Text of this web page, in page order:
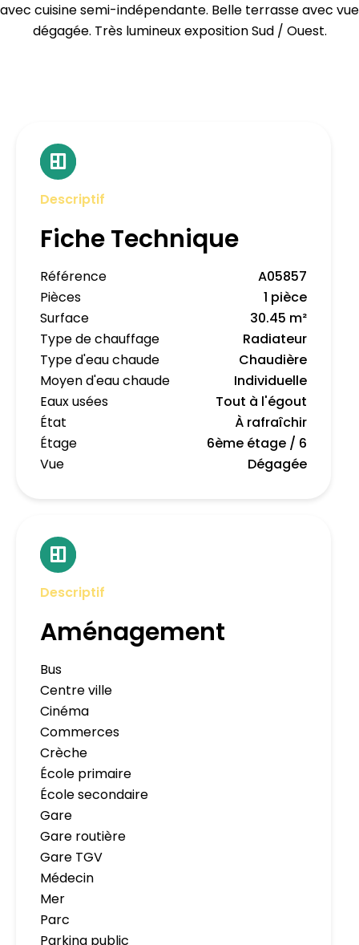
avec cuisine semi-indépendante. Belle terrasse avec vue
dégagée. Très lumineux exposition Sud / Ouest.
Descriptif
Fiche Technique
Référence
A05857
Pièces
1 pièce
Surface
30.45 m²
Type de chauffage
Radiateur
Type d'eau chaude
Chaudière
Moyen d'eau chaude
Individuelle
Eaux usées
Tout à l'égout
État
À rafraîchir
Étage
6ème étage / 6
Vue
Dégagée
Descriptif
Aménagement
Bus
Centre ville
Cinéma
Commerces
Crèche
École primaire
École secondaire
Gare
Gare routière
Gare TGV
Médecin
Mer
Parc
Parking public